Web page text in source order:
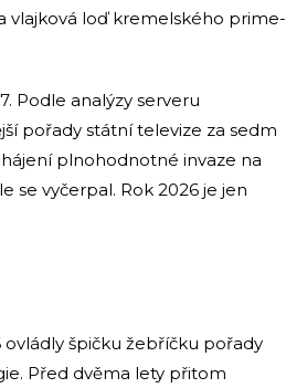
vlajková loď kremelského prime-
Podle analýzy serveru
pořady státní televize za sedm
plnohodnotné invaze na
se vyčerpal. Rok 2026 je jen
ovládly špičku žebříčku pořady
Před dvěma lety přitom